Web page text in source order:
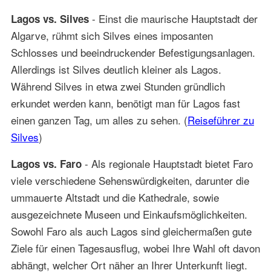
Lagos vs. Silves- Einst die maurische Hauptstadt der
Algarve, rühmt sich Silves eines imposanten
Schlosses und beeindruckender Befestigungsanlagen.
Allerdings ist Silves deutlich kleiner als Lagos.
Während Silves in etwa zwei Stunden gründlich
erkundet werden kann, benötigt man für Lagos fast
einen ganzen Tag, um alles zu sehen. (Reiseführer zu
Silves)
Lagos vs. Faro- Als regionale Hauptstadt bietet Faro
viele verschiedene Sehenswürdigkeiten, darunter die
ummauerte Altstadt und die Kathedrale, sowie
ausgezeichnete Museen und Einkaufsmöglichkeiten.
Sowohl Faro als auch Lagos sind gleichermaßen gute
Ziele für einen Tagesausflug, wobei Ihre Wahl oft davon
abhängt, welcher Ort näher an Ihrer Unterkunft liegt.